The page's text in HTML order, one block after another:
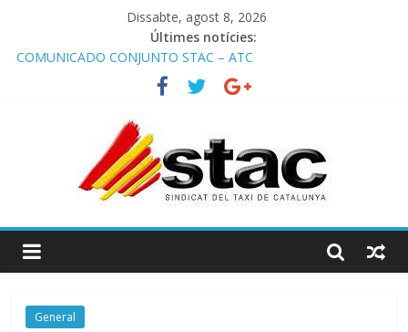
Dissabte, agost 8, 2026
Últimes notícies:
COMUNICADO CONJUNTO STAC – ATC
Comunicado STAC/ ATC de la reunión con los Mossos d
‘Esquadra del aeropuerto de Barcelona.
Programa de Radio TAXI LIBRE 29.07.2026 en COOLTURA FM.
STAC/ATC SOLICITAN TAULA TÈCNICA PARA MEJORAR LA
OPERATIVA DE ENTRADA EN EL PUERTO DE BARCELONA.
Programa de Radio TAXI LIBRE 22.07.2026 en COOLTURA FM.
General